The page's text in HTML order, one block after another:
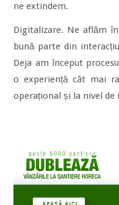
ne extindem.
Digitalizare. Ne aflăm
bună parte din
Deja am început
o experiență cât mai
operațional și la nivel de